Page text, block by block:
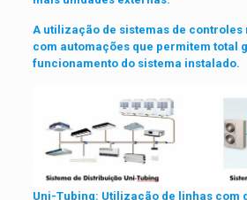
A utilização de sistemas de
com automações que permitem total
funcionamento do sistema instalado.
Uni-Tubing: Utilização de linhas com